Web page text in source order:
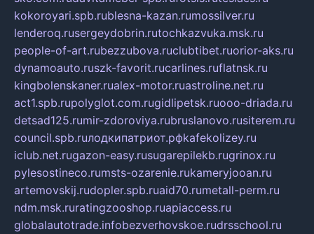
kokoroyari.spb.rublesna-kazan.rumossilver.ru
lenderoq.rusergeydobrin.rutochkazvuka.msk.ru
people-of-art.rubezzubova.ruclubtibet.ruorior-aks.ru
dynamoauto.ruszk-favorit.rucarlines.ruflatnsk.ru
kingbolenskaner.rualex-motor.ruastroline.net.ru
act1.spb.rupolyglot.com.rugidlipetsk.ruooo-driada.ru
detsad125.rumir-zdoroviya.rubruslanovo.rusiterem.ru
council.spb.ruлодкипатриот.рфkafekolizey.ru
iclub.net.rugazon-easy.rusugarepilekb.rugrinox.ru
pylesostineco.rumsts-ozarenie.rukameryjooan.ru
artemovskij.rudopler.spb.ruaid70.rumetall-perm.ru
ndm.msk.ruratingzooshop.ruapiaccess.ru
globalautotrade.infobezverhovskoe.rudrsschool.ru